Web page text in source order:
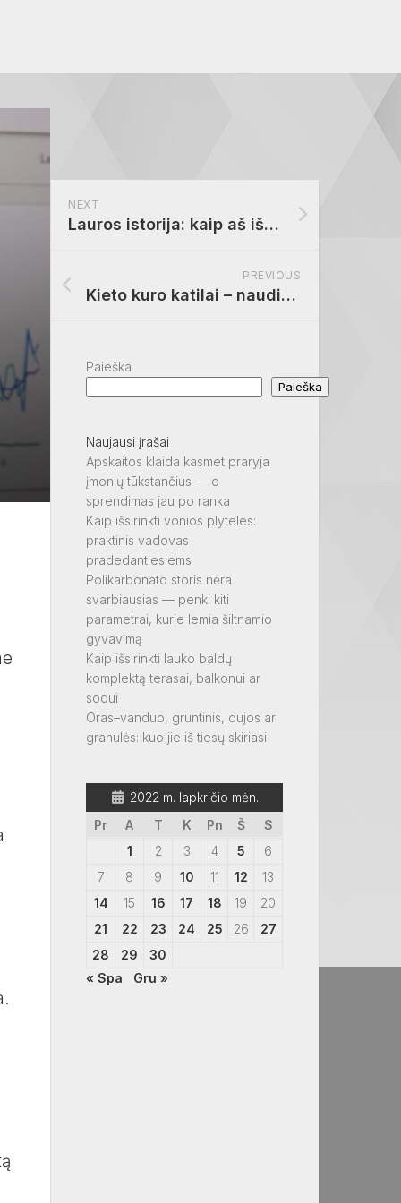
NEXT
Lauros istorija: kaip aš išlaikiau vairavimo egzaminą.
PREVIOUS
Kieto kuro katilai – naudinga informacija prieš perkant
Paieška
Paieška
Naujausi įrašai
Apskaitos klaida kasmet praryja
įmonių tūkstančius — o
sprendimas jau po ranka
Kaip išsirinkti vonios plyteles:
praktinis vadovas
pradedantiesiems
Polikarbonato storis nėra
svarbiausias — penki kiti
parametrai, kurie lemia šiltnamio
gyvavimą
Kaip išsirinkti lauko baldų
komplektą terasai, balkonui ar
sodui
Oras–vanduo, gruntinis, dujos ar
granulės: kuo jie iš tiesų skiriasi
2022 m. lapkričio mėn.
Pr
A T K Pn Š
S
1
2 3 4 5
6
7
8 9 10 11 12
13
14
15 16 17 18 19
20
21
22 23 24 25 26
27
28
29
30
« Spa
Gru »